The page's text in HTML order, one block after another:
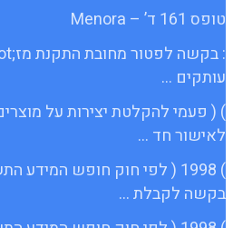
טופס 161 ד’ – Menora
עותקים …
) ( פעמי להקלטת יצירות על
לאישור חד …
בקשה לקבלת …